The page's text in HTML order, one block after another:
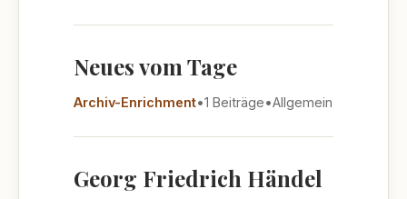
Neues vom Tage
Archiv-Enrichment•1 Beiträge•Allgemein
Georg Friedrich Händel